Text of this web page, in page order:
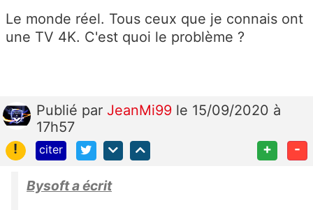
Le monde réel. Tous ceux que je connais ont
une TV 4K. C'est quoi le problème ?
Publié par JeanMi99 le 15/09/2020 à
17h57
!
citer + -
Bysoft a écrit